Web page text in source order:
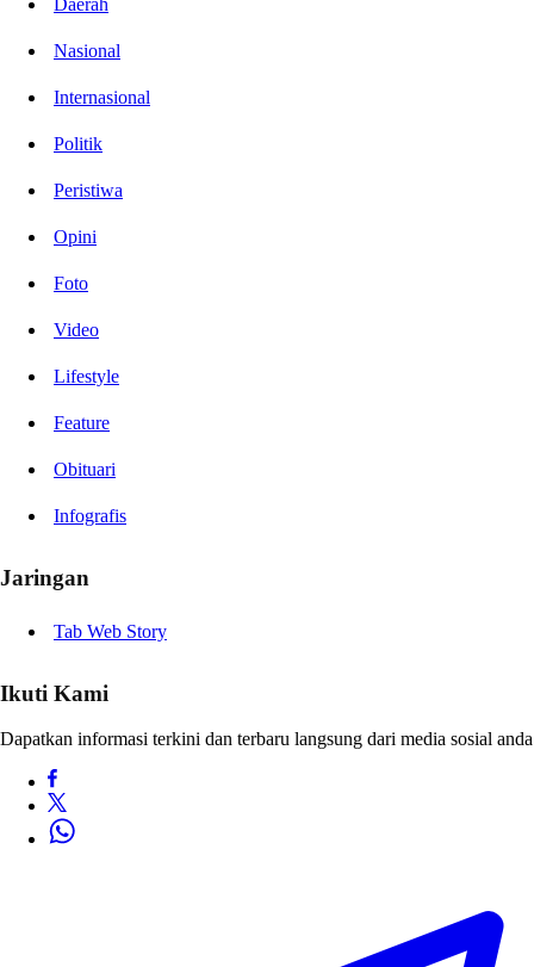
Nasional
Internasional
Politik
Peristiwa
Opini
Foto
Video
Lifestyle
Feature
Obituari
Infografis
Jaringan
Tab Web Story
Ikuti Kami
Dapatkan informasi terkini dan terbaru langsung dari media sosial anda